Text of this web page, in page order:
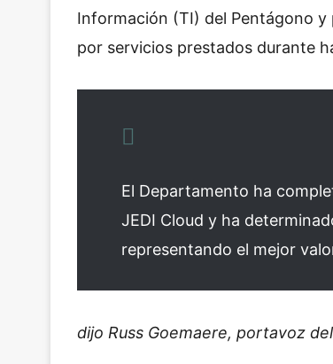
Información (TI) del Pentágono
por servicios prestados durante
El Departamento ha
JEDI Cloud y ha
representando el mejor
dijo Russ Goemaere, portavoz